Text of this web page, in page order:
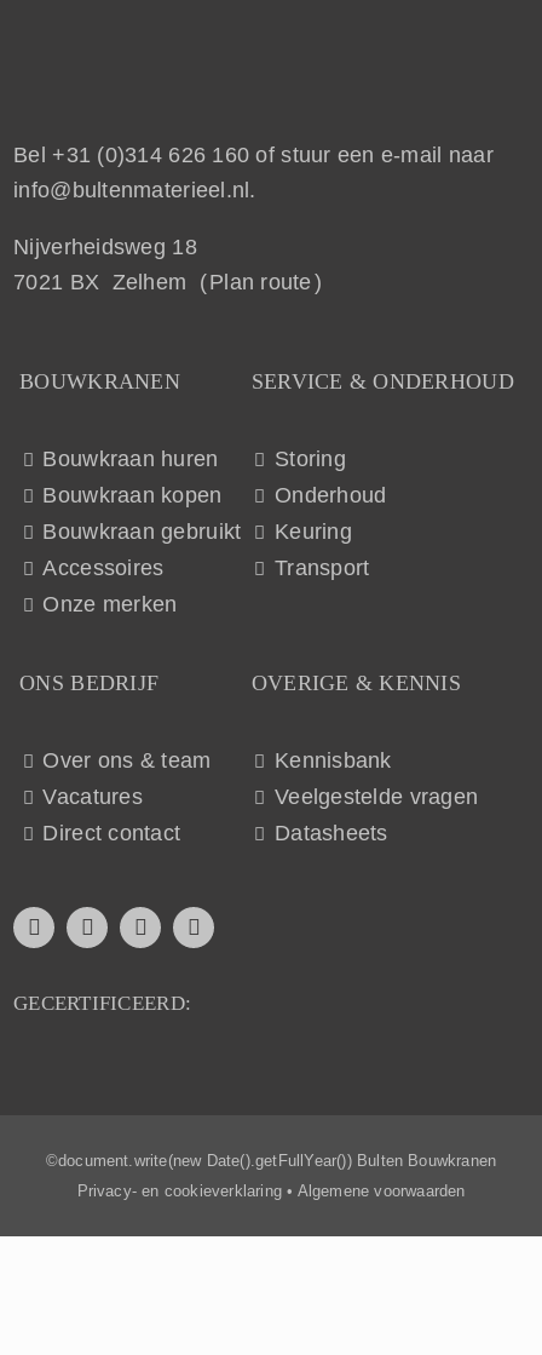
Bel +31 (0)314 626 160 of stuur een e-mail naar
info@bultenmaterieel.nl .
Nijverheidsweg 18
7021 BX Zelhem (Plan route)
BOUWKRANEN
Bouwkraan huren
Bouwkraan kopen
Bouwkraan gebruikt
Accessoires
Onze merken
SERVICE & ONDERHOUD
Storing
Onderhoud
Keuring
Transport
OVERIGE & KENNIS
Kennisbank
Veelgestelde vragen
Datasheets
ONS BEDRIJF
Over ons & team
Vacatures
Direct contact
GECERTIFICEERD:
©document.write(new Date().getFullYear()) Bulten Bouwkranen
Privacy- en cookieverklaring• Algemene voorwaarden